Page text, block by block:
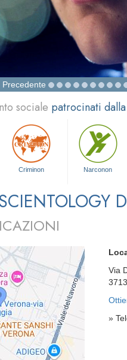
Precedente
sociale patrocinati
Criminon Narconon
Via
»